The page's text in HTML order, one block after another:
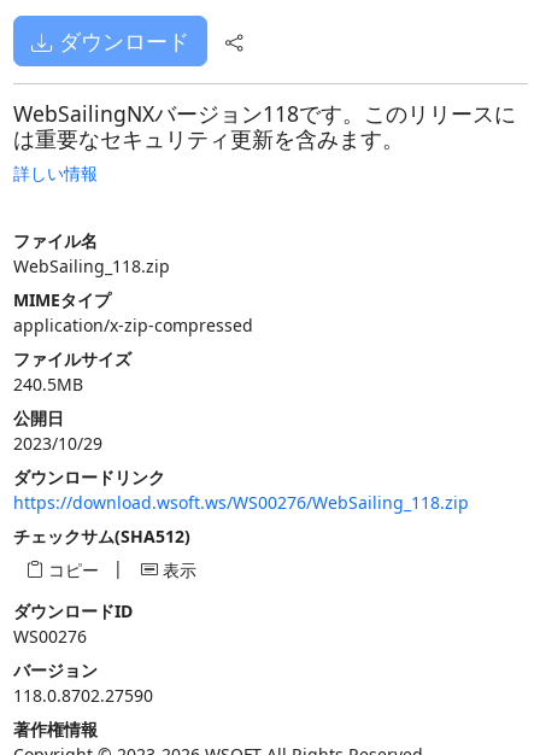
ダウンロード
WebSailingNXバージョン118です。このリリースに
は重要なセキュリティ更新を含みます。
詳しい情報
ファイル名
WebSailing_118.zip
MIMEタイプ
application/x-zip-compressed
ファイルサイズ
240.5MB
公開日
2023/10/29
ダウンロードリンク
https://download.wsoft.ws/WS00276/WebSailing_118.zip
チェックサム(SHA512)
コピー
|
表示
ダウンロードID
WS00276
バージョン
118.0.8702.27590
著作権情報